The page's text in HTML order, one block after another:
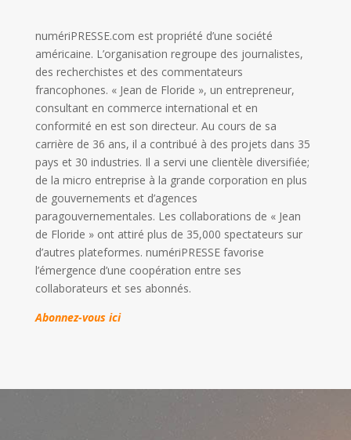
numériPRESSE.com est propriété d’une société
américaine. L’organisation regroupe des journalistes,
des recherchistes et des commentateurs
francophones. « Jean de Floride », un entrepreneur,
consultant en commerce international et en
conformité en est son directeur. Au cours de sa
carrière de 36 ans, il a contribué à des projets dans 35
pays et 30 industries. Il a servi une clientèle diversifiée;
de la micro entreprise à la grande corporation en plus
de gouvernements et d’agences
paragouvernementales. Les collaborations de « Jean
de Floride » ont attiré plus de 35,000 spectateurs sur
d’autres plateformes. numériPRESSE favorise
l’émergence d’une coopération entre ses
collaborateurs et ses abonnés.
Abonnez-vous ici